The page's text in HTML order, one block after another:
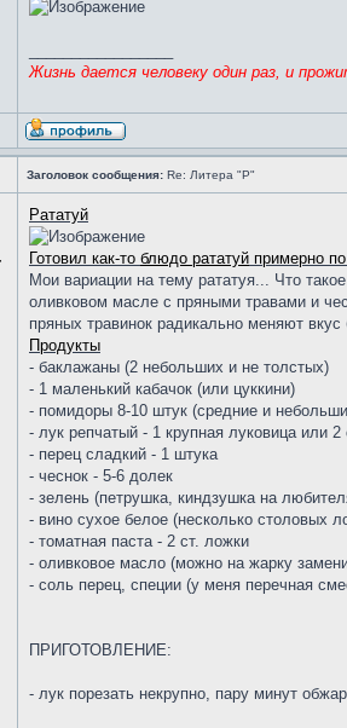
Жизнь дается человеку один раз, и
Заголовок сообщения: Re: Литера "Р"
Рататуй
Готовил как-то блюдо рататуй примерно
Мои вариации на тему рататуя... Что
оливковом масле с пряными травами и
пряных травинок радикально меняют
Продукты
- баклажаны (2 небольших и не толстых)
- 1 маленький кабачок (или цуккини)
- помидоры 8-10 штук (средние и
- лук репчатый - 1 крупная луковица или 2
- перец сладкий - 1 штука
- чеснок - 5-6 долек
- зелень (петрушка, киндзушка на
- вино сухое белое (несколько столовых
- томатная паста - 2 ст. ложки
- оливковое масло (можно на жарку
- соль перец, специи (у меня перечная
ПРИГОТОВЛЕНИЕ:
- лук порезать некрупно, пару минут